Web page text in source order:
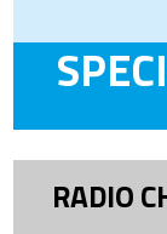
RADIO